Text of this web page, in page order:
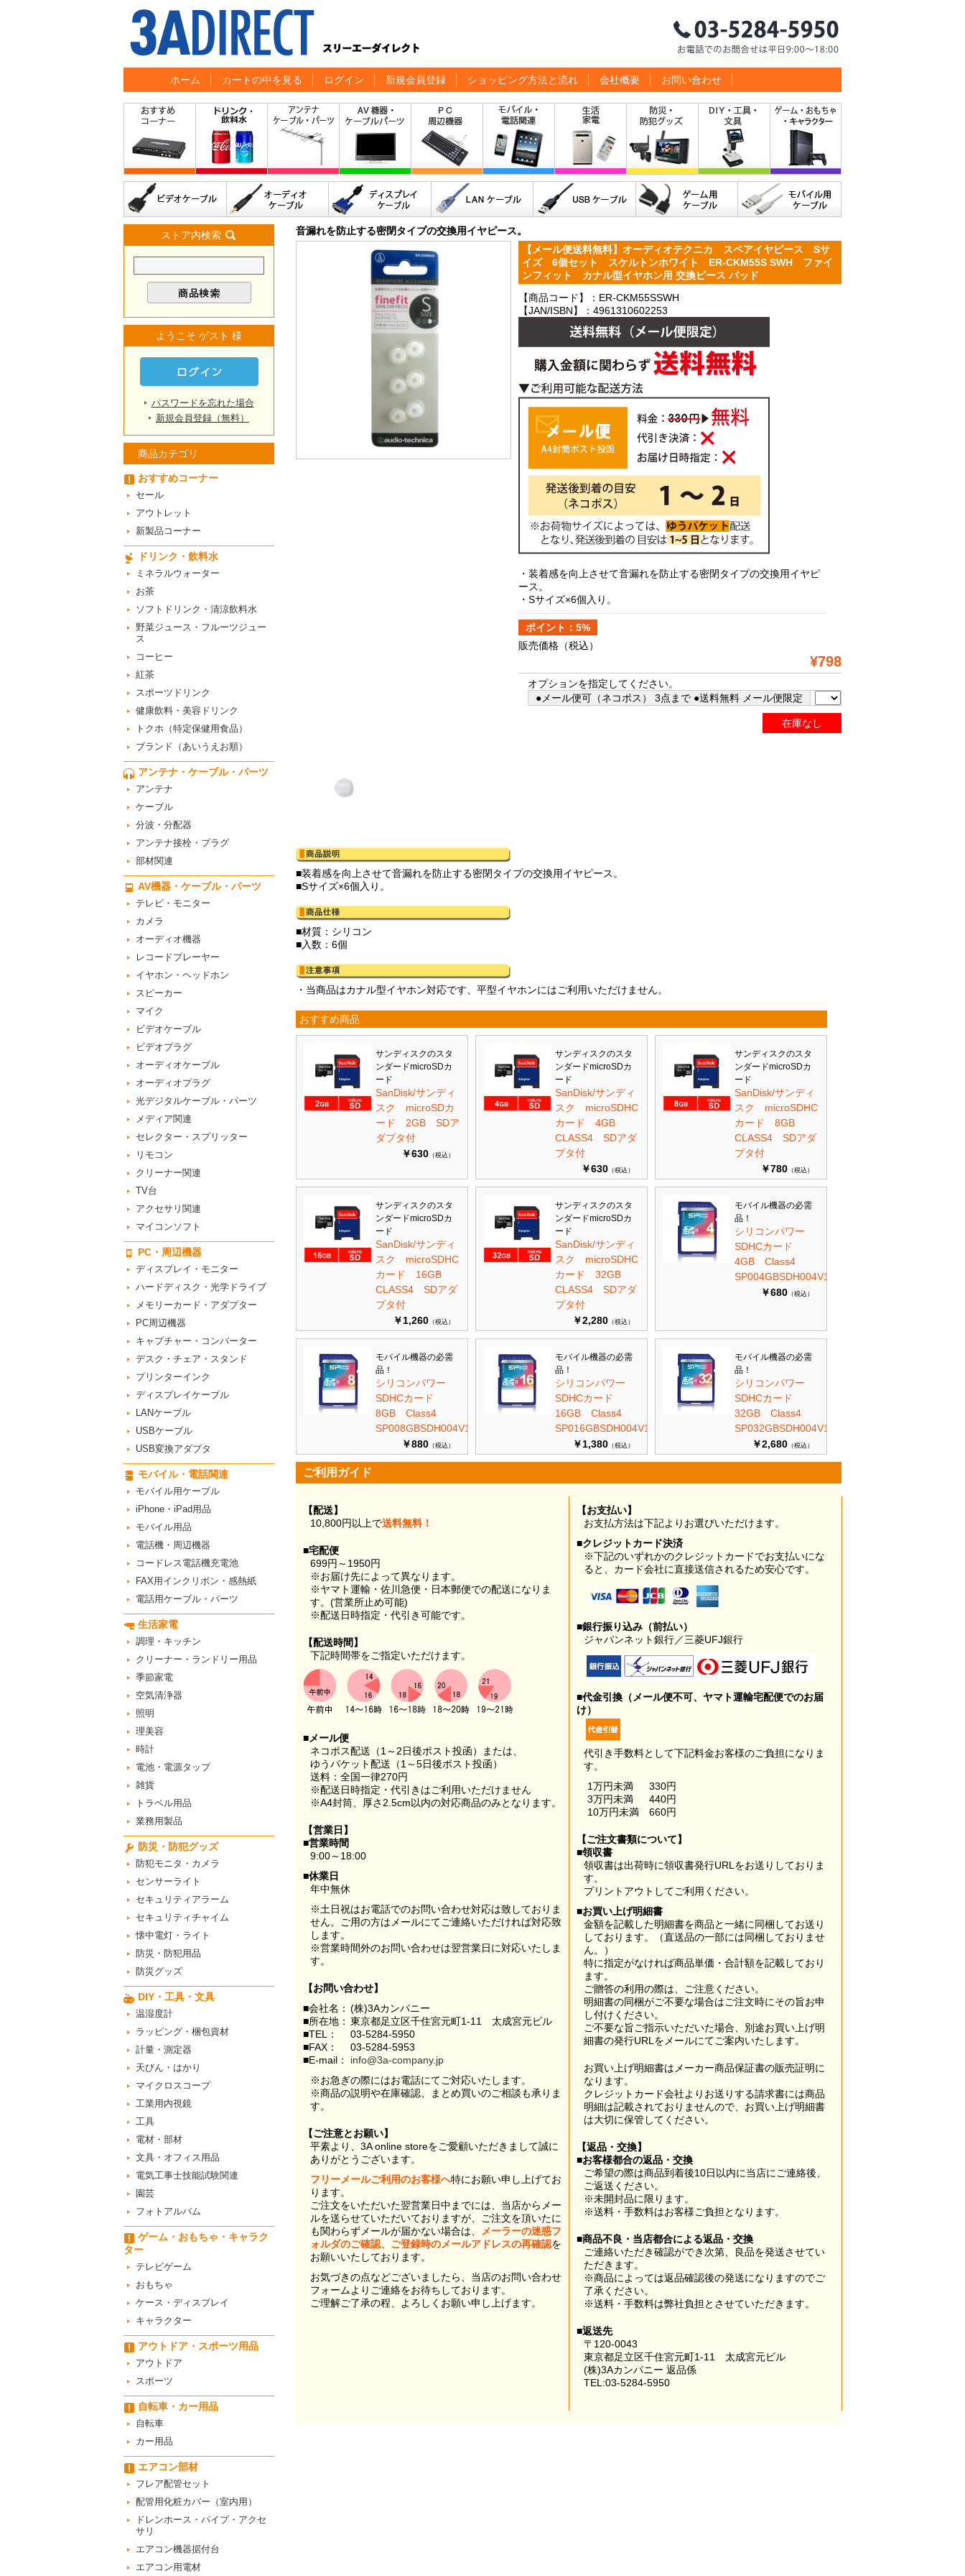
ホーム カートの中を見る ログイン 新規会員登録 ショッピング方法と流れ 会社概要 お問い合わせ
ストア内検索
ようこそ ゲスト 様
パスワードを忘れた場合
新規会員登録（無料）
商品カテゴリ
おすすめコーナー
セール
アウトレット
新製品コーナー
ドリンク・飲料水
ミネラルウォーター
お茶
ソフトドリンク・清涼飲料水
野菜ジュース・フルーツジュー
ス
コーヒー
紅茶
スポーツドリンク
健康飲料・美容ドリンク
トクホ（特定保健用食品）
ブランド（あいうえお順）
アンテナ・ケーブル・パーツ
アンテナ
ケーブル
分波・分配器
アンテナ接栓・プラグ
部材関連
AV機器・ケーブル・パーツ
テレビ・モニター
カメラ
オーディオ機器
レコードプレーヤー
イヤホン・ヘッドホン
スピーカー
マイク
ビデオケーブル
ビデオプラグ
オーディオケーブル
オーディオプラグ
光デジタルケーブル・パーツ
メディア関連
セレクター・スプリッター
リモコン
クリーナー関連
TV台
アクセサリ関連
マイコンソフト
PC・周辺機器
ディスプレイ・モニター
ハードディスク・光学ドライブ
メモリーカード・アダプター
PC周辺機器
キャプチャー・コンバーター
デスク・チェア・スタンド
プリンターインク
ディスプレイケーブル
LANケーブル
USBケーブル
USB変換アダプタ
モバイル・電話関連
モバイル用ケーブル
iPhone・iPad用品
モバイル用品
電話機・周辺機器
コードレス電話機充電池
FAX用インクリボン・感熱紙
電話用ケーブル・パーツ
生活家電
調理・キッチン
クリーナー・ランドリー用品
季節家電
空気清浄器
照明
理美容
時計
電池・電源タップ
雑貨
トラベル用品
業務用製品
防災・防犯グッズ
防犯モニタ・カメラ
センサーライト
セキュリティアラーム
セキュリティチャイム
懐中電灯・ライト
防災・防犯用品
防災グッズ
DIY・工具・文具
温湿度計
ラッピング・梱包資材
計量・測定器
天びん・はかり
マイクロスコープ
工業用内視鏡
工具
電材・部材
文具・オフィス用品
電気工事士技能試験関連
園芸
フォトアルバム
ゲーム・おもちゃ・キャラク
ター
テレビゲーム
おもちゃ
ケース・ディスプレイ
キャラクター
アウトドア・スポーツ用品
アウトドア
スポーツ
自転車・カー用品
自転車
カー用品
エアコン部材
フレア配管セット
配管用化粧カバー（室内用）
ドレンホース・パイプ・アクセ
サリ
エアコン機器据付台
エアコン用電材
音漏れを防止する密閉タイプの交換用イヤピース。
【メール便送料無料】オーディオテクニカ スペアイヤピース Sサ
イズ 6個セット スケルトンホワイト ER-CKM55S SWH ファイ
ンフィット カナル型イヤホン用 交換ピース パッド
【商品コード】：ER-CKM55SSWH
【JAN/ISBN】：4961310602253
・装着感を向上させて音漏れを防止する密閉タイプの交換用イヤピ
ース。
・Sサイズ×6個入り。
ポイント：5%
販売価格 （税込）
¥798
オプションを指定してください。
●メール便可（ネコポス） 3点まで ●送料無料 メール便限定
在庫なし
■装着感を向上させて音漏れを防止する密閉タイプの交換用イヤピース。
■Sサイズ×6個入り。
■材質：シリコン
■入数：6個
・当商品はカナル型イヤホン対応です、平型イヤホンにはご利用いただけません。
おすすめ商品
サンディスクのスタ
ンダードmicroSDカ
ード
SanDisk/サンディ
スク microSDカ
ード 2GB SDア
ダプタ付
￥630 （税込）
サンディスクのスタ
ンダードmicroSDカ
ード
SanDisk/サンディ
スク microSDHC
カード 4GB
CLASS4 SDアダ
プタ付
￥630 （税込）
サンディスクのスタ
ンダードmicroSDカ
ード
SanDisk/サンディ
スク microSDHC
カード 8GB
CLASS4 SDアダ
プタ付
￥780 （税込）
サンディスクのスタ
ンダードmicroSDカ
ード
SanDisk/サンディ
スク microSDHC
カード 16GB
CLASS4 SDアダ
プタ付
￥1,260 （税込）
サンディスクのスタ
ンダードmicroSDカ
ード
SanDisk/サンディ
スク microSDHC
カード 32GB
CLASS4 SDアダ
プタ付
￥2,280 （税込）
モバイル機器の必需
品！
シリコンパワー
SDHCカード
4GB Class4
SP004GBSDH004V10
￥680 （税込）
モバイル機器の必需
品！
シリコンパワー
SDHCカード
8GB Class4
SP008GBSDH004V10
￥880 （税込）
モバイル機器の必需
品！
シリコンパワー
SDHCカード
16GB Class4
SP016GBSDH004V10
￥1,380 （税込）
モバイル機器の必需
品！
シリコンパワー
SDHCカード
32GB Class4
SP032GBSDH004V10
￥2,680 （税込）
ご利用ガイド
【配送】
10,800円以上で送料無料！
■宅配便
699円～1950円
※お届け先によって異なります。
※ヤマト運輸・佐川急便・日本郵便での配送になりま
す。(営業所止め可能)
※配送日時指定・代引き可能です。
【配送時間】
下記時間帯をご指定いただけます。
■メール便
ネコポス配送（1～2日後ポスト投函）または、
ゆうパケット配送（1～5日後ポスト投函）
送料：全国一律270円
※配送日時指定・代引きはご利用いただけません
※A4封筒、厚さ2.5cm以内の対応商品のみとなります。
【営業日】
■営業時間
9:00～18:00
■休業日
年中無休
※土日祝はお電話でのお問い合わせ対応は致しておりま
せん。ご用の方はメールにてご連絡いただければ対応致
します。
※営業時間外のお問い合わせは翌営業日に対応いたしま
す。
【お問い合わせ】
■会社名： (株)3Aカンパニー
■所在地： 東京都足立区千住宮元町1-11 太成宮元ビル
■TEL：
03-5284-5950
■FAX：
03-5284-5953
■E-mail：
info@3a-company.jp
※お急ぎの際にはお電話にてご対応いたします。
※商品の説明や在庫確認、まとめ買いのご相談も承りま
す。
【ご注意とお願い】
平素より、3A online storeをご愛顧いただきまして誠に
ありがとうございます。
フリーメールご利用のお客様へ特にお願い申し上げてお
ります。
ご注文をいただいた翌営業日中までには、当店からメー
ルを送らせていただいておりますが、ご注文を頂いたに
も関わらずメールが届かない場合は、
メーラーの迷惑フ
ォルダのご確認、ご登録時のメールアドレスの再確認を
お願いいたしております。
お気づきの点などございましたら、当店のお問い合わせ
フォームよりご連絡をお待ちしております。
ご理解ご了承の程、よろしくお願い申し上げます。
【お支払い】
お支払方法は下記よりお選びいただけます。
■クレジットカード決済
※下記のいずれかのクレジットカードでお支払いにな
ると、カード会社に直接送信されるため安心です。
■銀行振り込み（前払い）
ジャパンネット銀行／三菱UFJ銀行
■代金引換（メール便不可、ヤマト運輸宅配便でのお届
け）
代引き手数料として下記料金お客様のご負担になりま
す。
1万円未満
330円
3万円未満
440円
10万円未満
660円
【ご注文書類について】
■領収書
領収書は出荷時に領収書発行URLをお送りしておりま
す。
プリントアウトしてご利用ください。
■お買い上げ明細書
金額を記載した明細書を商品と一緒に同梱してお送り
しております。（直送品の一部には同梱しておりませ
ん。）
特に指定がなければ商品単価・合計額を記載しており
ます。
ご贈答の利用の際は、ご注意ください。
明細書の同梱がご不要な場合はご注文時にその旨お申
し付けください。
ご不要な旨ご指示いただいた場合、別途お買い上げ明
細書の発行URLをメールにてご案内いたします。
お買い上げ明細書はメーカー商品保証書の販売証明に
なります。
クレジットカード会社よりお送りする請求書には商品
明細は記載されておりませんので、お買い上げ明細書
は大切に保管してください。
【返品・交換】
■お客様都合の返品・交換
ご希望の際は商品到着後10日以内に当店にご連絡後、
ご返送ください。
※未開封品に限ります。
※送料・手数料はお客様ご負担となります。
■商品不良・当店都合による返品・交換
ご連絡いただき確認ができ次第、良品を発送させてい
ただきます。
※商品によっては返品確認後の発送になりますのでご
了承ください。
※送料・手数料は弊社負担とさせていただきます。
■返送先
〒120-0043
東京都足立区千住宮元町1-11 太成宮元ビル
(株)3Aカンパニー 返品係
TEL:03-5284-5950